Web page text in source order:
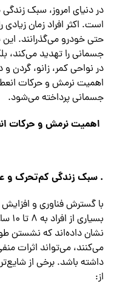
در دنیای امروز، سبک
است. اکثر افراد زمان
حتی خودرو می‌گذرانند.
جسمانی را تهدید می‌کند،
در نواحی کمر، زانو، گردن
اهمیت نرمش و حرکات
جسمانی پرداخته می‌شود.
اهمیت نرمش و حرکات
.سبک زندگی کم‌تحرک و
با گسترش فناوری و
نشان داده‌اند که نشستن
می‌کنند، می‌تواند اثرات
داشته باشد. برخی از
از: